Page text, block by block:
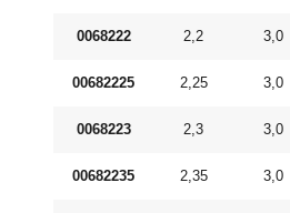
0068222 2,2 3,0
00682225 2,25 3,0
0068223 2,3 3,0
00682235 2,35 3,0